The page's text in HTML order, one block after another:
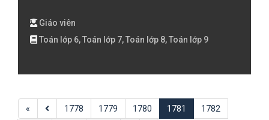
Giáo viên
Toán lớp 6, Toán lớp 7, Toán lớp 8, Toán lớp 9
« 1778 1779 1780 1781 1782